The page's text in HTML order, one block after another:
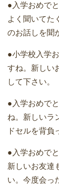
●入学おめで
よく聞いてた
のお話しを聞
●小学校入学
すね。新しい
して下さい。
●入学おめで
ね。新しいラ
ドセルを背負
●入学おめで
新しいお友達
い。今度会っ